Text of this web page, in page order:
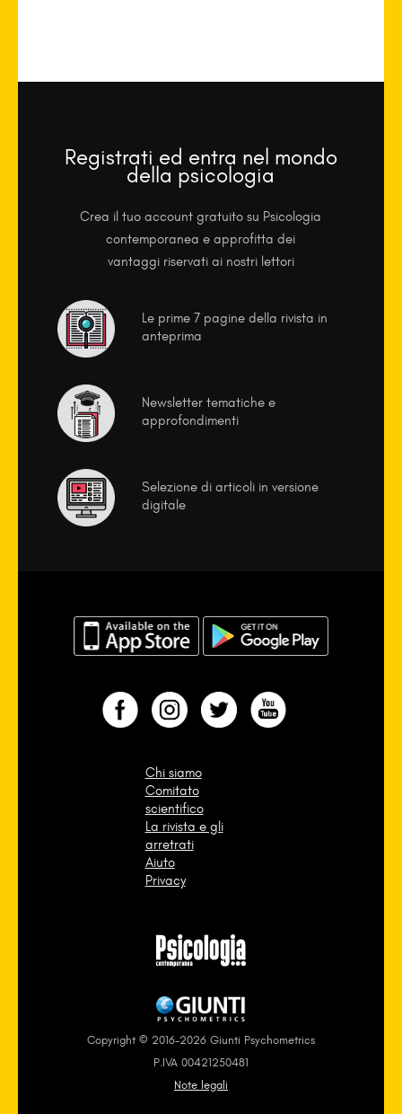
Registrati ed entra nel mondo
della psicologia
Crea il tuo account gratuito su Psicologia
contemporanea e approfitta dei
vantaggi riservati ai nostri lettori
Le prime 7 pagine della rivista in
anteprima
Newsletter tematiche e
approfondimenti
Selezione di articoli in versione
digitale
Copyright © 2016-2026 Giunti Psychometrics
P.IVA 00421250481
Note legali
Chi siamo
Comitato
scientifico
La rivista e gli
arretrati
Aiuto
Privacy